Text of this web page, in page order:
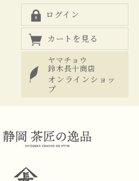
ログイン
カートを見る
ヤマチョウ
鈴木長十商店
オンラインショッ
プ